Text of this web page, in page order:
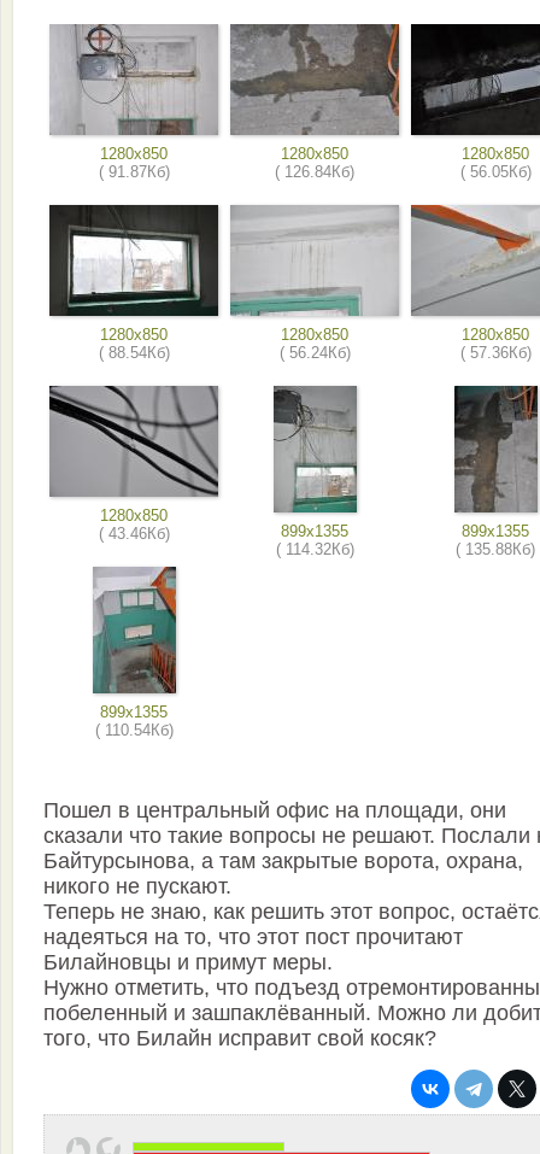
1280x850
( 91.87Кб)
1280x850
( 126.84Кб)
1280x850
( 56.05Кб)
1280x850
( 88.54Кб)
1280x850
( 56.24Кб)
1280x850
( 57.36Кб)
1280x850
( 43.46Кб)
899x1355
( 114.32Кб)
899x1355
( 135.88Кб)
899x1355
( 110.54Кб)
Пошел в центральный офис на площади, они
сказали что такие вопросы не решают. Послали
Байтурсынова, а там закрытые ворота, охрана,
никого не пускают.
Теперь не знаю, как решить этот вопрос,
надеяться на то, что этот пост прочитают
Билайновцы и примут меры.
Нужно отметить, что подъезд
побеленный и зашпаклёванный. Можно ли
того, что Билайн исправит свой косяк?